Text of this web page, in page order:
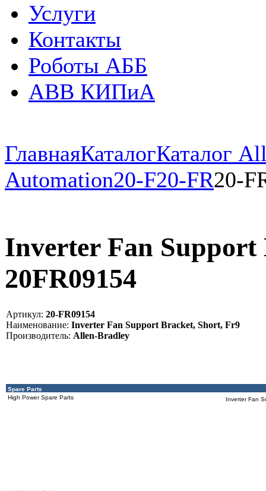
Услуги
Контакты
Роботы АББ
ABB КИПиА
ГлавнаяКаталогКаталог
Automation20-F20-FR20-
Inverter Fan Support
20FR09154
Артикул: 20-FR09154
Наименование: Inverter Fan Support Bracket, Short, Fr9
Производитель: Allen-Bradley
Spare Parts
High Power Spare Parts
Inverter Fan